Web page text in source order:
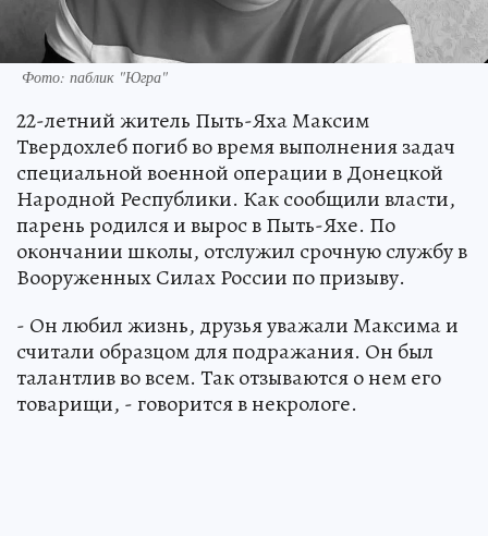
Фото: паблик "Югра"
22-летний житель Пыть-Яха Максим
Твердохлеб погиб во время выполнения задач
специальной военной операции в Донецкой
Народной Республики. Как сообщили власти,
парень родился и вырос в Пыть-Яхе. По
окончании школы, отслужил срочную службу в
Вооруженных Силах России по призыву.
- Он любил жизнь, друзья уважали Максима и
считали образцом для подражания. Он был
талантлив во всем. Так отзываются о нем его
товарищи, - говорится в некрологе.